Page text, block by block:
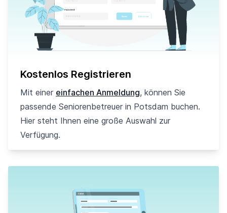
Kostenlos Registrieren
Mit einer einfachen Anmeldung, können Sie
passende Seniorenbetreuer in Potsdam buchen.
Hier steht Ihnen eine große Auswahl zur
Verfügung.